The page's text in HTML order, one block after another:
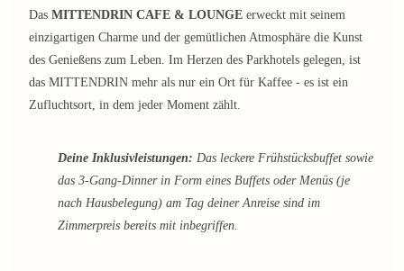
Das MITTENDRIN CAFE & LOUNGE erweckt mit seinem
einzigartigen Charme und der gemütlichen Atmosphäre die Kunst
des Genießens zum Leben. Im Herzen des Parkhotels gelegen, ist
das MITTENDRIN mehr als nur ein Ort für Kaffee - es ist ein
Zufluchtsort, in dem jeder Moment zählt.
Deine Inklusivleistungen: Das leckere Frühstücksbuffet sowie
das 3-Gang-Dinner in Form eines Buffets oder Menüs (je
nach Hausbelegung) am Tag deiner Anreise sind im
Zimmerpreis bereits mit inbegriffen.